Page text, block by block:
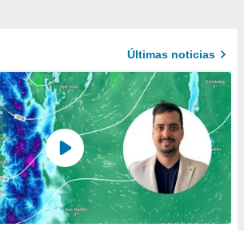
Últimas noticias